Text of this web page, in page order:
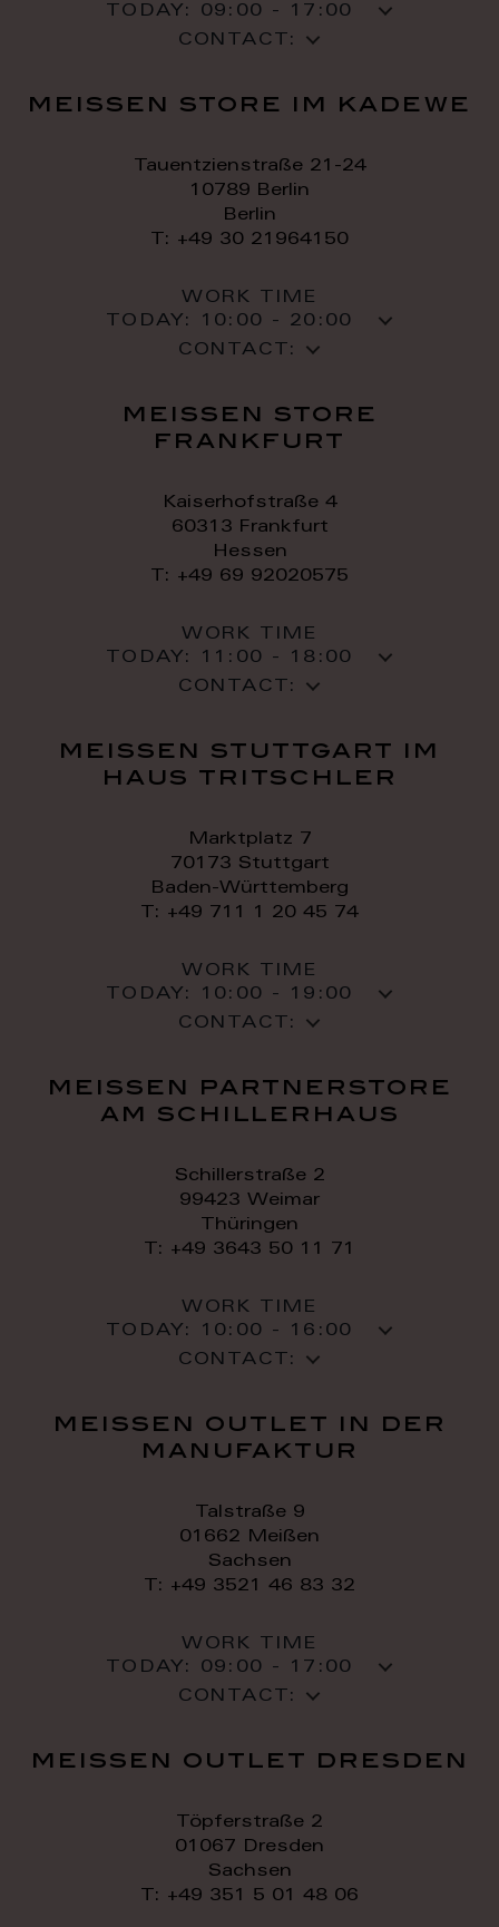
TODAY: 09:00 - 17:00
CONTACT:
meissen store im kadewe
Tauentzienstraße 21-24
10789 Berlin
Berlin
T: +49 30 21964150
WORK TIME
TODAY:
10:00 - 20:00
CONTACT:
meissen store
frankfurt
Kaiserhofstraße 4
60313 Frankfurt
Hessen
T: +49 69 92020575
WORK TIME
TODAY:
11:00 - 18:00
CONTACT:
meissen stuttgart im
haus tritschler
Marktplatz 7
70173 Stuttgart
Baden-Württemberg
T: +49 711 1 20 45 74
WORK TIME
TODAY:
10:00 - 19:00
CONTACT:
meissen partnerstore
am schillerhaus
Schillerstraße 2
99423 Weimar
Thüringen
T: +49 3643 50 11 71
WORK TIME
TODAY:
10:00 - 16:00
CONTACT:
meissen outlet in der
manufaktur
Talstraße 9
01662 Meißen
Sachsen
T: +49 3521 46 83 32
WORK TIME
TODAY: 09:00 - 17:00
CONTACT:
meissen outlet dresden
Töpferstraße 2
01067 Dresden
Sachsen
T: +49 351 5 01 48 06